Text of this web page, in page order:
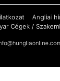
Angliai
Cégek /